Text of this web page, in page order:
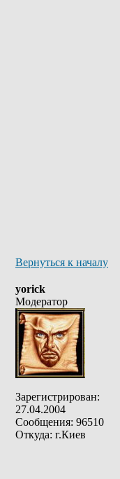
Вернуться к началу
yorick
Модератор
Зарегистрирован:
27.04.2004
Сообщения: 96510
Откуда: г.Киев